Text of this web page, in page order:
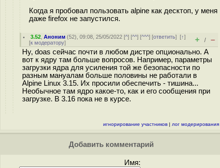
Когда я пробовал пользовать alpine как десктоп, у меня
даже firefox не запустился.
3.52 ,Аноним (52), 09:08, 25/05/2022 [^] [^^] [^^^] [ответить][↑]
[к модератору] + / –
Ну, doas сейчас почти в любом дистре опционально. А
вот к ядру там больше вопросов. Например, параметры
загрузки ядра для усиления той же безопасности по
разным мануалам больше половины не работали в
Alpine Linux 3.15. Их просили обеспечить - тишина...
Необычное там ядро какое-то, как и его сообщения при
загрузке. В 3.16 пока не в курсе.
игнорирование участников | лог модерирования
Добавить комментарий
Имя: